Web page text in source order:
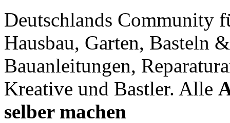
Deutschlands Community
Hausbau, Garten, Basteln
Bauanleitungen,
Kreative und Bastler. Alle
selber machen